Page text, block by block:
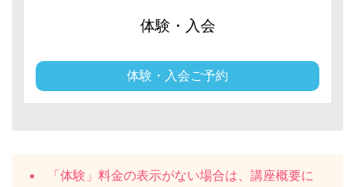
体験・入会
体験・入会ご予約
「体験」料金の表示がない場合は、講座概要に